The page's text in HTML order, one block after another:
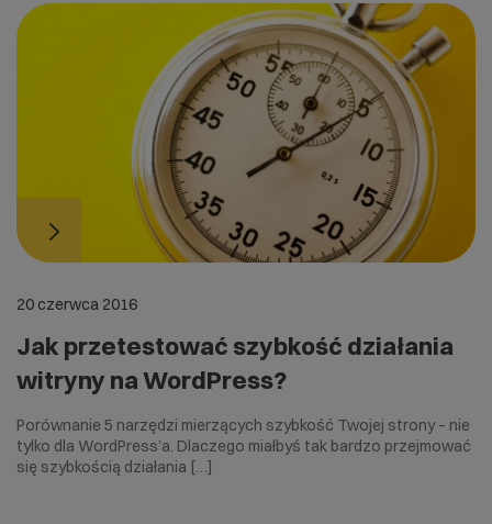
20 czerwca 2016
Jak przetestować szybkość działania
witryny na WordPress?
Porównanie 5 narzędzi mierzących szybkość Twojej strony – nie
tylko dla WordPress’a. Dlaczego miałbyś tak bardzo przejmować
się szybkością działania […]